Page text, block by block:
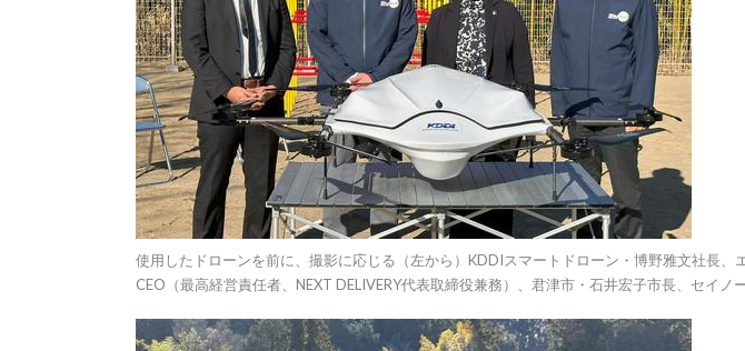
使用したドローンを前に、撮影に応じる（左から）KDDIスマートドローン・博野雅文社長、
CEO（最高経営責任者、NEXT DELIVERY代表取締役兼務）、君津市・石井宏子市長、セイノ